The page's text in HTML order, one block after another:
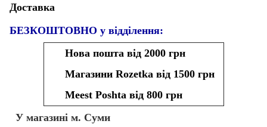
Доставка
БЕЗКОШТОВНО у відділення:
Нова пошта від 2000 грн
Магазини Rozetka від 1500 грн
Meest Poshta від 800 грн
У магазині м. Суми